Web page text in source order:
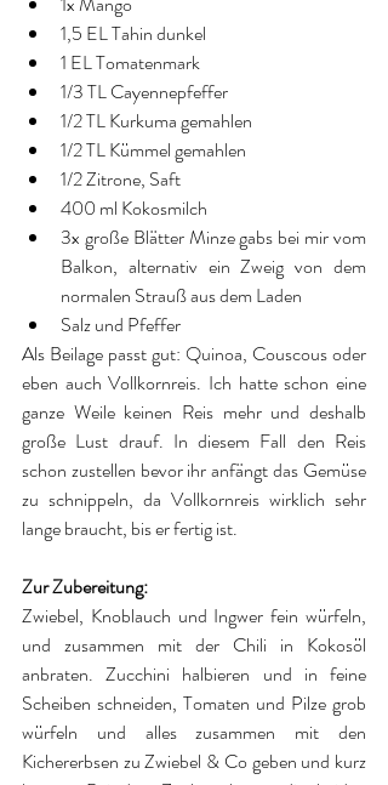
1,5 EL Tahin dunkel
1 EL Tomatenmark
1/3 TL Cayennepfeffer
1/2 TL Kurkuma gemahlen
1/2 TL Kümmel gemahlen
1/2 Zitrone, Saft
400 ml Kokosmilch
3x große Blätter Minze gabs bei mir vom
Balkon, alternativ ein Zweig von dem
normalen Strauß aus dem Laden
Salz und Pfeffer
Als Beilage passt gut: Quinoa, Couscous oder
eben auch Vollkornreis. Ich hatte schon eine
ganze Weile keinen Reis mehr und deshalb
große Lust drauf. In diesem Fall den Reis
schon zustellen bevor ihr anfängt das Gemüse
zu schnippeln, da Vollkornreis wirklich sehr
lange braucht, bis er fertig ist.
Zur Zubereitung:
Zwiebel, Knoblauch und Ingwer fein würfeln,
und zusammen mit der Chili in Kokosöl
anbraten. Zucchini halbieren und in feine
Scheiben schneiden, Tomaten und Pilze grob
würfeln und alles zusammen mit den
Kichererbsen zu Zwiebel & Co geben und kurz